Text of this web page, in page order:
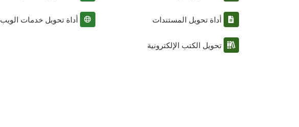
أداة تحويل المستندات
تحويل الكتب الإلكترونية
أداة تحويل خدمات الويب